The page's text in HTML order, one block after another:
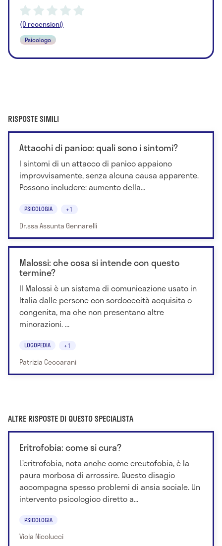
(0 recensioni)
Psicologo
RISPOSTE SIMILI
Attacchi di panico: quali sono i sintomi?
I sintomi di un attacco di panico appaiono
improvvisamente, senza alcuna causa apparente.
Possono includere: aumento della...
PSICOLOGIA +1
Dr.ssa Assunta Gennarelli
Malossi: che cosa si intende con questo
termine?
Il Malossi è un sistema di comunicazione usato in
Italia dalle persone con sordocecità acquisita o
congenita, ma che non presentano altre
minorazioni. ...
LOGOPEDIA +1
Patrizia Ceccarani
ALTRE RISPOSTE DI QUESTO SPECIALISTA
Eritrofobia: come si cura?
L’eritrofobia, nota anche come ereutofobia, è la
paura morbosa di arrossire. Questo disagio
accompagna spesso problemi di ansia sociale. Un
intervento psicologico diretto a...
PSICOLOGIA
Viola Nicolucci